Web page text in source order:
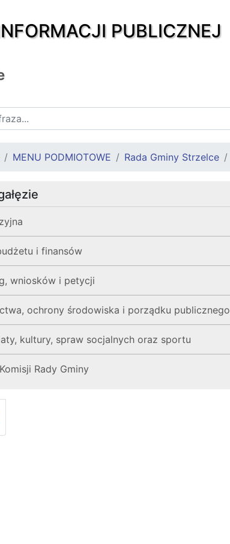
PUBLICZNEJ
MENU PODMIOTOWE Rada Gminy Strzelce
i finansów
wniosków i petycji
ochrony środowiska i porządku publicznego
kultury, spraw socjalnych oraz sportu
Rady Gminy